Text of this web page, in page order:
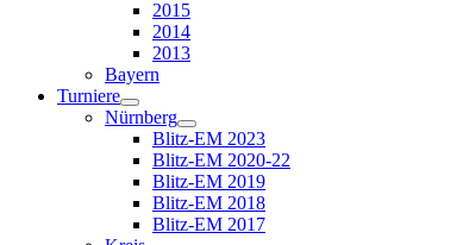
2015
2014
2013
Bayern
Turniere
Nürnberg
Blitz-EM 2023
Blitz-EM 2020-22
Blitz-EM 2019
Blitz-EM 2018
Blitz-EM 2017